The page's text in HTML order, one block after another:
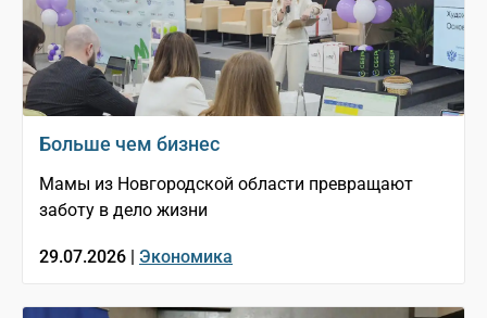
Больше чем бизнес
Мамы из Новгородской области превращают
заботу в дело жизни
29.07.2026 | Экономика